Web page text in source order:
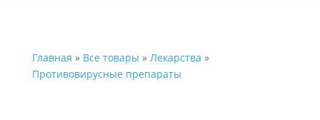
Главная » Все товары » Лекарства »
Противовирусные препараты